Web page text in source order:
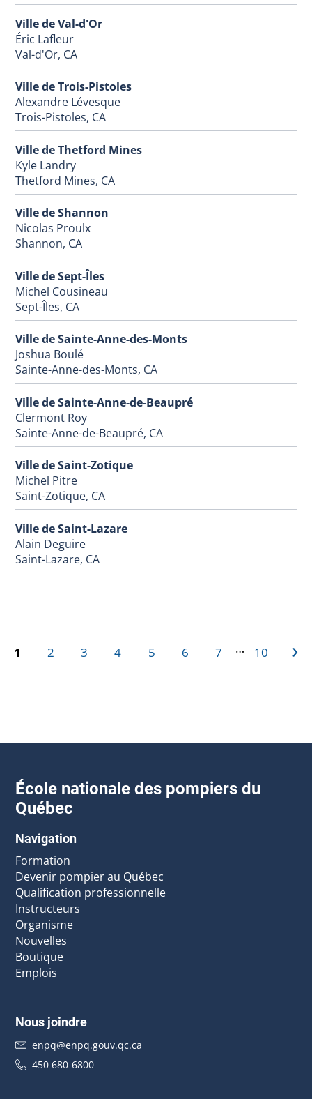
Ville de Val-d'Or
Éric Lafleur
Val-d'Or, CA
Ville de Trois-Pistoles
Alexandre Lévesque
Trois-Pistoles, CA
Ville de Thetford Mines
Kyle Landry
Thetford Mines, CA
Ville de Shannon
Nicolas Proulx
Shannon, CA
Ville de Sept-Îles
Michel Cousineau
Sept-Îles, CA
Ville de Sainte-Anne-des-Monts
Joshua Boulé
Sainte-Anne-des-Monts, CA
Ville de Sainte-Anne-de-Beaupré
Clermont Roy
Sainte-Anne-de-Beaupré, CA
Ville de Saint-Zotique
Michel Pitre
Saint-Zotique, CA
Ville de Saint-Lazare
Alain Deguire
Saint-Lazare, CA
1 2 3 4 5 6 7 … 10 ›
École nationale des pompiers du
Québec
Navigation
Formation
Devenir pompier au Québec
Qualification professionnelle
Instructeurs
Organisme
Nouvelles
Boutique
Emplois
Nous joindre
enpq@enpq.gouv.qc.ca
450 680-6800